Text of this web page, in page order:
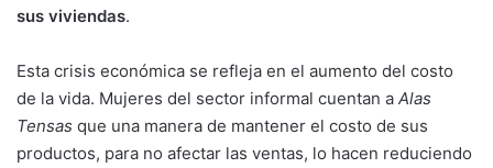
sus viviendas.
Esta crisis económica se refleja en el aumento del costo
de la vida. Mujeres del sector informal cuentan a Alas
Tensas que una manera de mantener el costo de sus
productos, para no afectar las ventas, lo hacen reduciendo